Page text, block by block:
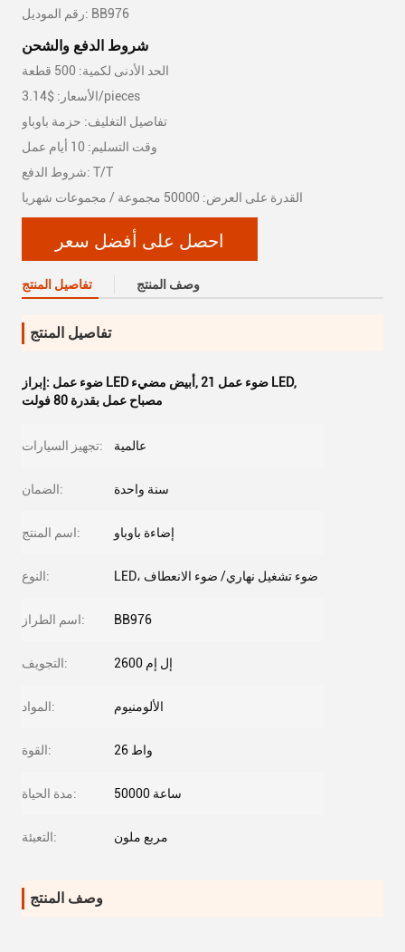
رقم الموديل: BB976
شروط الدفع والشحن
الحد الأدنى لكمية: 500 قطعة
الأسعار: $3.14/pieces
تفاصيل التغليف: حزمة باوباو
وقت التسليم: 10 أيام عمل
شروط الدفع: T/T
القدرة على العرض: 50000 مجموعة / مجموعات شهريا
احصل على أفضل سعر
تفاصيل المنتج وصف المنتج
تفاصيل المنتج
إبراز: ضوء عمل LED أبيض مضيء , 21 ضوء عمل LED,
مصباح عمل بقدرة 80 فولت
تجهيز السيارات: عالمية
الضمان: سنة واحدة
اسم المنتج: إضاءة باوباو
النوع: LED، ضوء تشغيل نهاري/ ضوء الانعطاف
اسم الطراز: BB976
التجويف: 2600 إل إم
المواد: الألومنيوم
القوة: 26 واط
مدة الحياة: 50000 ساعة
التعبئة: مربع ملون
وصف المنتج